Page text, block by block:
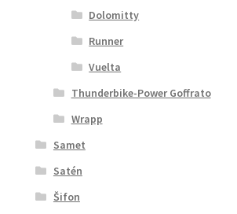
Dolomitty
Runner
Vuelta
Thunderbike-Power Goffrato
Wrapp
Samet
Satén
Šifon